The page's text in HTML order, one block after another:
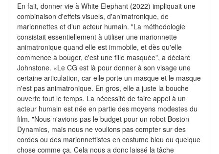
En fait, donner vie à White Elephant (2022) impliquait une
combinaison d'effets visuels, d'animatronique, de
marionnettes et d'un acteur humain. "La méthodologie
consistait essentiellement à utiliser une marionnette
animatronique quand elle est immobile, et dès qu'elle
commence à bouger, c'est une fille masquée", a déclaré
Johnstone. «Le CG est là pour donner à son visage une
certaine articulation, car elle porte un masque et le masque
n'est pas animatronique. En gros, elle a juste la bouche
ouverte tout le temps. La nécessité de faire appel à un
acteur humain est née en partie des moyens modestes du
film. "Nous n'avions pas le budget pour un robot Boston
Dynamics, mais nous ne voulions pas compter sur des
cordes ou des marionnettistes en costume bleu ou quelque
chose comme ça. Cela nous a donc laissé la tâche